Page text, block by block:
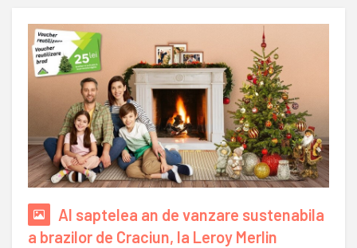
Al saptelea an de vanzare sustenabila
a brazilor de Craciun, la Leroy Merlin